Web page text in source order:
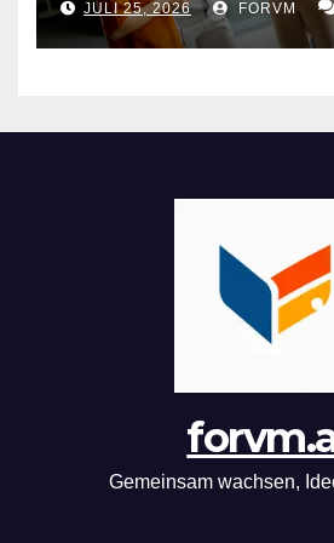
JULI 25, 2026 FORVM
Gemeinsam wachsen,